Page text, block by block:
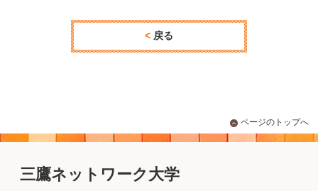
戻る
ページのトップへ
三鷹ネットワーク大学